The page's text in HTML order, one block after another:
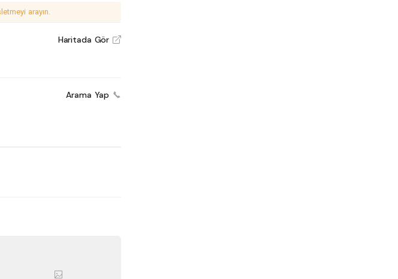
arayın.
Haritada Gör V
Arama Yap